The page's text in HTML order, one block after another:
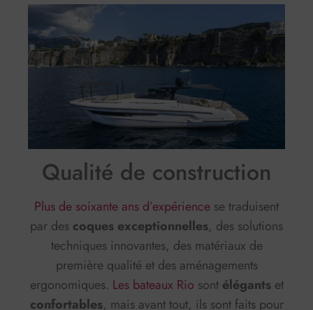
Qualité de construction
Plus de soixante ans d’expérience se traduisent
par des coques exceptionnelles, des solutions
techniques innovantes, des matériaux de
première qualité et des aménagements
ergonomiques. Les bateaux Rio sont élégants et
confortables, mais avant tout, ils sont faits pour